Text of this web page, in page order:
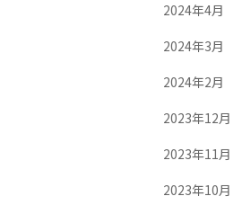
2024年4月
2024年3月
2024年2月
2023年12月
2023年11月
2023年10月